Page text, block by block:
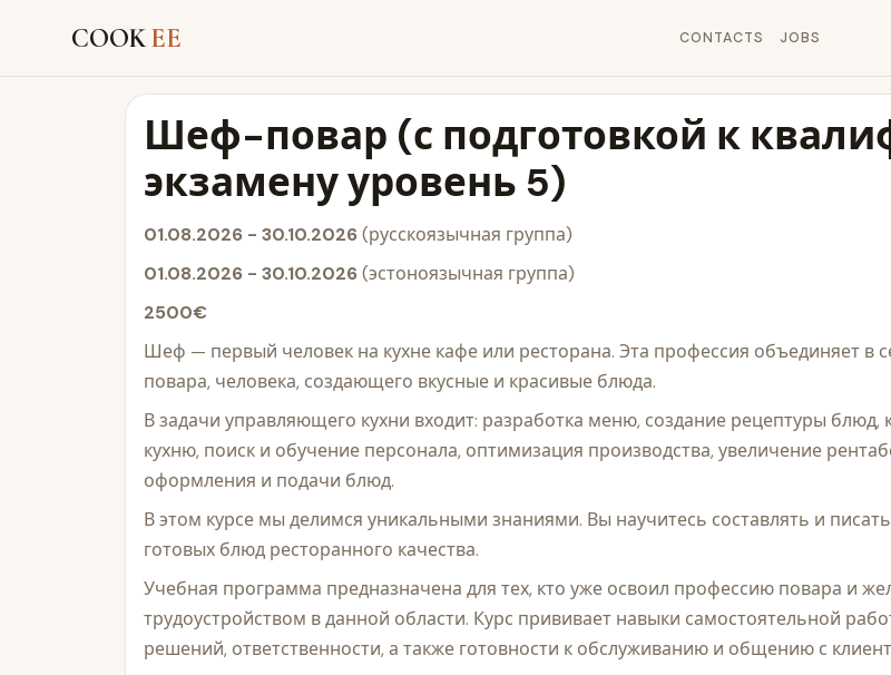
COOKEE CONTACTS JOBS
Шеф-повар (с подготовкой к
экзамену уровень 5)
01.08.2026 - 30.10.2026(русскоязычная группа)
01.08.2026 - 30.10.2026(эстоноязычная группа)
2500€
Шеф — первый человек на кухне кафе или ресторана. Эта профессия объединяет в
повара, человека, создающего вкусные и красивые блюда.
В задачи управляющего кухни входит: разработка меню, создание рецептуры блюд,
кухню, поиск и обучение персонала, оптимизация производства, увеличение
оформления и подачи блюд.
В этом курсе мы делимся уникальными знаниями. Вы научитесь составлять и
готовых блюд ресторанного качества.
Учебная программа предназначена для тех, кто уже освоил профессию повара и
трудоустройством в данной области. Курс прививает навыки самостоятельной
решений, ответственности, а также готовности к обслуживанию и общению с